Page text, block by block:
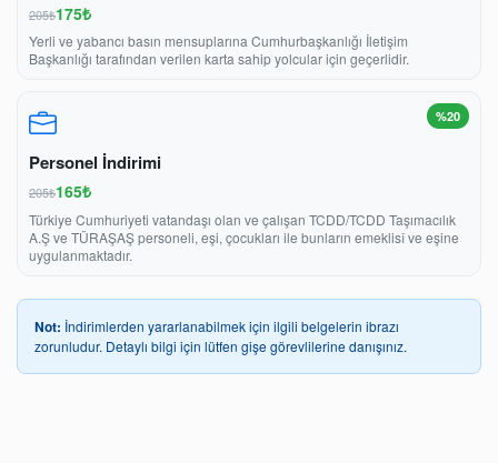
205₺175₺
Yerli ve yabancı basın mensuplarına Cumhurbaşkanlığı İletişim
Başkanlığı tarafından verilen karta sahip yolcular için geçerlidir.
%20
Personel İndirimi
205₺165₺
Türkiye Cumhuriyeti vatandaşı olan ve çalışan TCDD/TCDD Taşımacılık
A.Ş ve TÜRAŞAŞ personeli, eşi, çocukları ile bunların emeklisî ve eşine
uygulanmaktadır.
Not: İndirimlerden yararlanabilmek için ilgili belgelerin ibrazı
zorunludur. Detaylı bilgi için lütfen gişe görevlilerine danışınız.